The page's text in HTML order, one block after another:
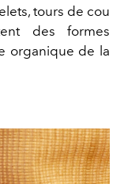
tours de cou
des formes
organique de la